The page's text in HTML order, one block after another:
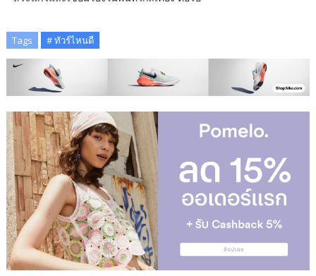
Tags # ทัวร์ไหนดี